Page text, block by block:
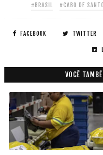
#BRASIL #CABO DE
FACEBOOK TWITTER
VOCÊ